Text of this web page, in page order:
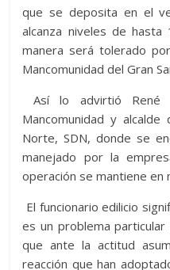
que se deposita en el
alcanza niveles de
manera será tolerado
Mancomunidad del Gran
Así lo advirtió René
Mancomunidad y alcalde
Norte, SDN, donde se
manejado por la
operación se mantiene en
El funcionario edilicio
es un problema
que ante la actitud
reacción que han